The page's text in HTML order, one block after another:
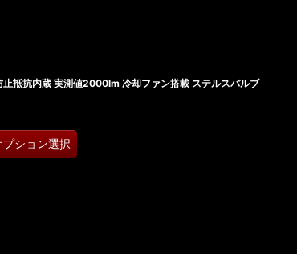
抵抗内蔵 実測値2000lm 冷却ファン搭載 ステルスバルブ
プション選択